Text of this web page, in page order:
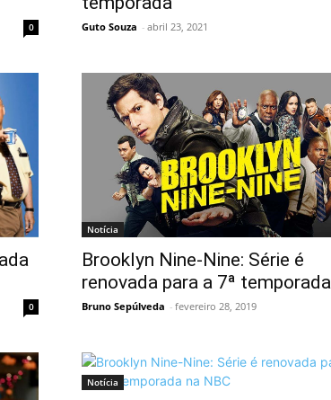
0 Guto Souza - abril 23, 2021
0
Notícia
Brooklyn Nine-Nine: Série é
renovada para a 7ª temporada
Bruno Sepúlveda - fevereiro 28, 2019
Notícia